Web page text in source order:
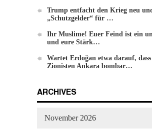
Die Methode von Hizb-ut-Tahrir zur
Veränderung
Trump entfacht den Krieg neu
„Schutzgelder“ für …
Ihr Muslime! Euer Feind ist ein
und eure Stärk…
Wartet Erdoğan etwa darauf,
Zionisten Ankara bombar…
ARCHIVES
November 2026